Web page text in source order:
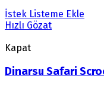
İstek Listeme Ekle
Hızlı Gözat
Kapat
Dinarsu Safari